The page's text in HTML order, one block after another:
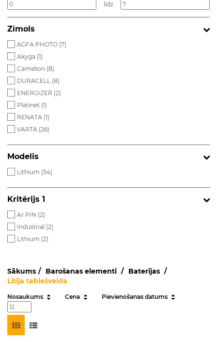
līdz
Zīmols
AGFA PHOTO (7)
Akyga (1)
Camelion (8)
DURACELL (8)
ENERGIZER (2)
Platinet (1)
RENATA (1)
VARTA (26)
Modelis
Lithium (54)
Kritērijs 1
Ar PIN (2)
Industrial (2)
Lithium (2)
Sākums Barošanas elementi
Baterijas
Litija tablešveida
Nosaukums Cena Pievienošanas datums